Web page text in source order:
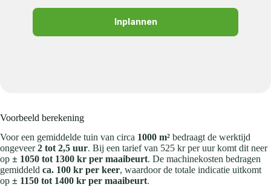
Inplannen
Voorbeeld berekening
Voor een gemiddelde tuin van circa 1000 m² bedraagt de werktijd
ongeveer2 tot 2,5 uur. Bij een tarief van 525 kr per uur komt dit neer
op ± 1050 tot 1300 kr per maaibeurt. De machinekosten bedragen
gemiddeld ca. 100 kr per keer, waardoor de totale indicatie uitkomt
op ± 1150 tot 1400 kr per maaibeurt.